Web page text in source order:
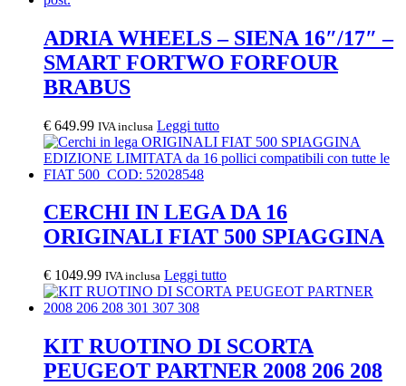
ADRIA WHEELS – SIENA 16″/17″ –
SMART FORTWO FORFOUR
BRABUS
€ 649.99 IVA inclusa Leggi tutto
CERCHI IN LEGA DA 16
ORIGINALI FIAT 500 SPIAGGINA
€ 1049.99 IVA inclusa Leggi tutto
KIT RUOTINO DI SCORTA
PEUGEOT PARTNER 2008 206 208